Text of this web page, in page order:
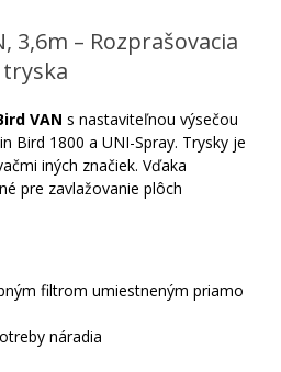
3,6m – Rozprašovacia
tryska
VAN s nastaviteľnou výsečou
Bird 1800 a UNI-Spray. Trysky je
iných značiek. Vďaka
pre zavlažovanie plôch
filtrom umiestneným priamo
náradia